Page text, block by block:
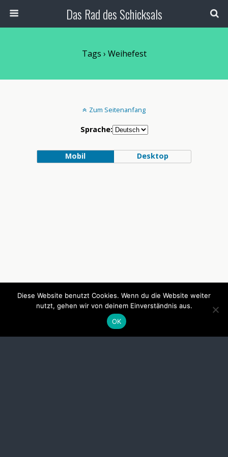
Das Rad des Schicksals
Tags › Weihefest
Zum Seitenanfang
Sprache:
Mobil Desktop
Diese Website benutzt Cookies. Wenn du die Website weiter
nutzt, gehen wir von deinem Einverständnis aus.
OK